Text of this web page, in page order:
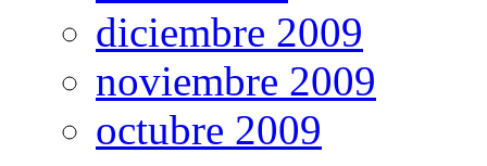
diciembre 2009
noviembre 2009
octubre 2009